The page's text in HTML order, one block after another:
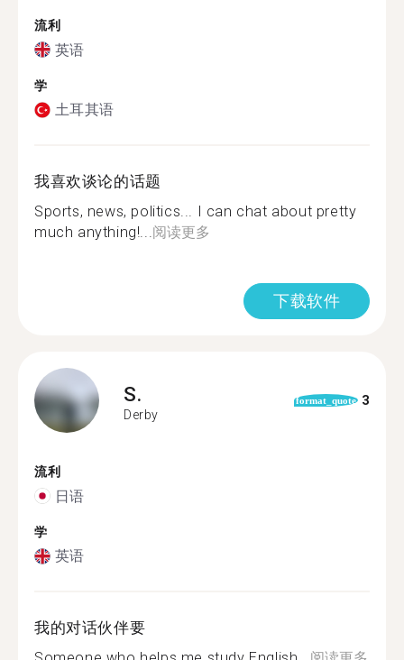
流利
英语
学
土耳其语
我喜欢谈论的话题
Sports, news, politics... I can chat about pretty
much anything!...阅读更多
下载软件
S.
Derby
format_quote 3
流利
日语
学
英语
我的对话伙伴要